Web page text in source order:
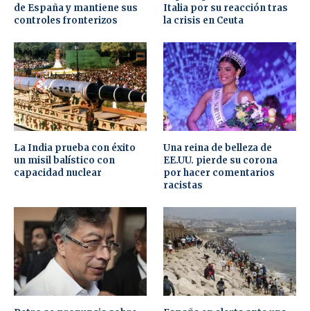
de España y mantiene sus
controles fronterizos
Italia por su reacción tras
la crisis en Ceuta
La India prueba con éxito
un misil balístico con
capacidad nuclear
Una reina de belleza de
EE.UU. pierde su corona
por hacer comentarios
racistas